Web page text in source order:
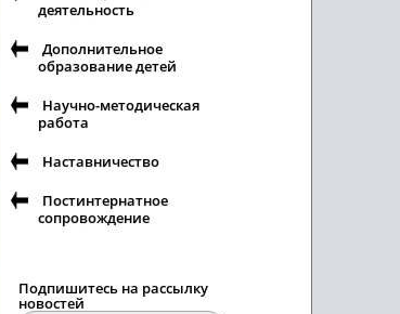
деятельность
Дополнительное
образование детей
Научно-методическая
работа
Наставничество
Постинтернатное
сопровождение
Подпишитесь на рассылку
новостей